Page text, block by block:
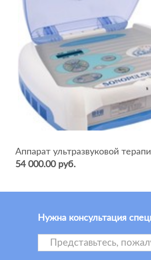
54 000.00 руб.
Нужна консультация